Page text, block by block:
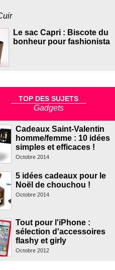
Le sac Capri : Biscote du
bonheur pour fashionista
TOP DES SUJETS
Gadgets
Cadeaux Saint-Valentin
homme/femme : 10 idées
simples et efficaces !
Octobre 2014
5 idées cadeaux pour le
Noël de chouchou !
Octobre 2014
Tout pour l'iPhone :
sélection d'accessoires
flashy et girly
Octobre 2012